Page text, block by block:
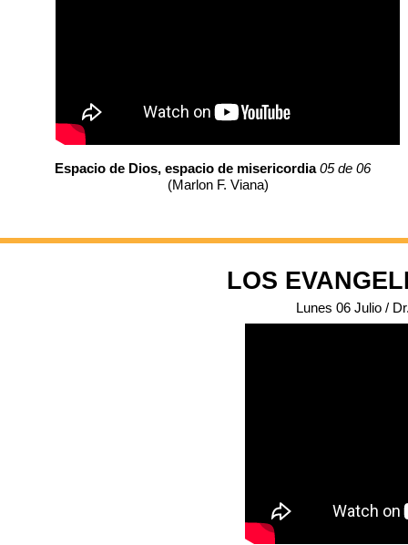
Espacio de Dios, espacio de misericordia05 de 06
(Marlon F. Viana)
LOS
Lunes 06 Julio /